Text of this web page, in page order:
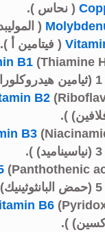
B1
B2
B3
B6